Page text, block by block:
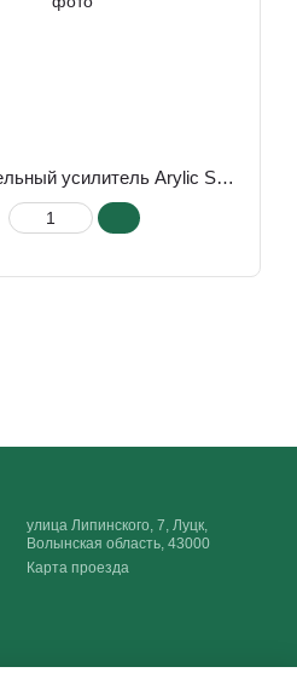
Предварительный усилитель Arylic S50 Pro+ Wireless Stereo Preamp
улица Липинского, 7, Луцк,
Волынская область, 43000
Карта проезда